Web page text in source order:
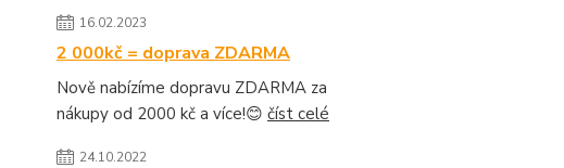
16.02.2023
2 000kč = doprava ZDARMA
Nově nabízíme dopravu ZDARMA za
nákupy od 2000 kč a více!😊 číst celé
24.10.2022